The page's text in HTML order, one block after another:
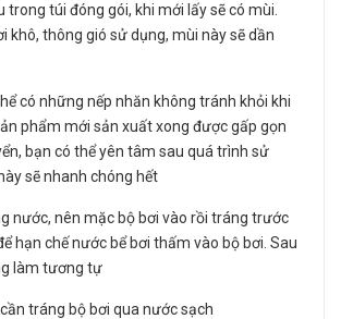
trong túi đóng gói, khi mới lấy sẽ có mùi.
khô, thông gió sử dụng, mùi này sẽ dần
có những nếp nhăn không tránh khỏi khi
phẩm mới sản xuất xong được gấp gọn
bạn có thể yên tâm sau quá trình sử
sẽ nhanh chóng hết
nước, nên mặc bộ bơi vào rồi tráng trước
hạn chế nước bể bơi thấm vào bộ bơi. Sau
làm tương tự
tráng bộ bơi qua nước sạch